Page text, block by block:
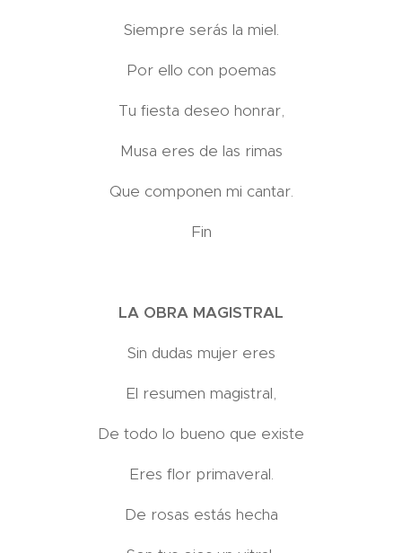
Siempre serás la miel.
Por ello con poemas
Tu fiesta deseo honrar,
Musa eres de las rimas
Que componen mi cantar.
Fin
LA OBRA MAGISTRAL
Sin dudas mujer eres
El resumen magistral,
De todo lo bueno que existe
Eres flor primaveral.
De rosas estás hecha